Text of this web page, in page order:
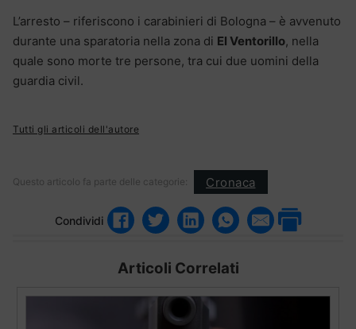
L’arresto – riferiscono i carabinieri di Bologna – è avvenuto
durante una sparatoria nella zona di El Ventorillo, nella
quale sono morte tre persone, tra cui due uomini della
guardia civil.
Tutti gli articoli dell'autore
Questo articolo fa parte delle categorie: Cronaca
Condividi
Articoli Correlati